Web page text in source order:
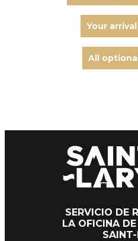
Your
All
SERVICIO DE
LA OFICINA